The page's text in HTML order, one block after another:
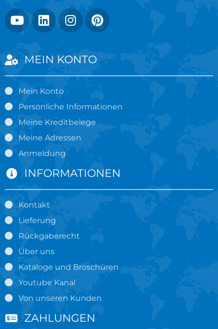
MEIN KONTO
Mein Konto
Persönliche Informationen
Meine Kreditbelege
Meine Adressen
Anmeldung
INFORMATIONEN
Kontakt
Lieferung
Rückgaberecht
Über uns
Kataloge und Broschüren
Youtube Kanal
Von unseren Kunden
ZAHLUNGEN